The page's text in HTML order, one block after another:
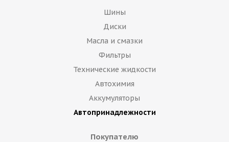
Шины
Диски
Масла и смазки
Фильтры
Технические жидкости
Автохимия
Аккумуляторы
Автопринадлежности
Покупателю